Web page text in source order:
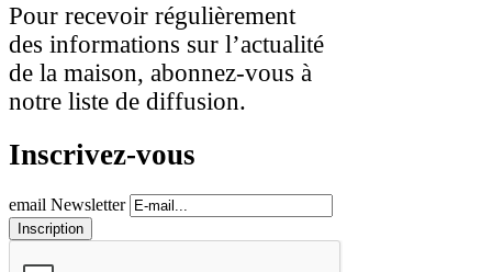
Pour recevoir régulièrement
des informations sur l’actualité
de la maison, abonnez-vous à
notre liste de diffusion.
Inscrivez-vous
email Newsletter